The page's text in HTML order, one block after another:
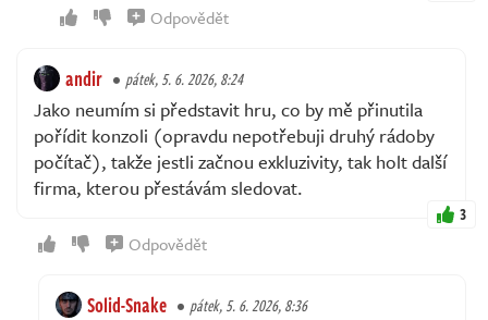
Odpovědět
andir pátek, 5. 6. 2026, 8:24
Jako neumím si představit hru, co by mě přinutila
pořídit konzoli (opravdu nepotřebuji druhý rádoby
počítač), takže jestli začnou exkluzivity, tak holt další
firma, kterou přestávám sledovat.
3
Odpovědět
Solid-Snake pátek, 5. 6. 2026, 8:36